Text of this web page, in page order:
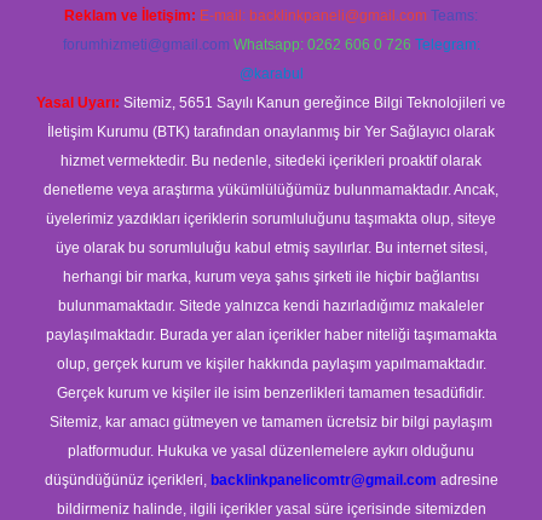
Reklam ve İletişim: E-mail: backlinkpaneli@gmail.com Teams:
forumhizmeti@gmail.com Whatsapp: 0262 606 0 726 Telegram:
@karabul
Yasal Uyarı: Sitemiz, 5651 Sayılı Kanun gereğince Bilgi Teknolojileri ve
İletişim Kurumu (BTK) tarafından onaylanmış bir Yer Sağlayıcı olarak
hizmet vermektedir. Bu nedenle, sitedeki içerikleri proaktif olarak
denetleme veya araştırma yükümlülüğümüz bulunmamaktadır. Ancak,
üyelerimiz yazdıkları içeriklerin sorumluluğunu taşımakta olup, siteye
üye olarak bu sorumluluğu kabul etmiş sayılırlar. Bu internet sitesi,
herhangi bir marka, kurum veya şahıs şirketi ile hiçbir bağlantısı
bulunmamaktadır. Sitede yalnızca kendi hazırladığımız makaleler
paylaşılmaktadır. Burada yer alan içerikler haber niteliği taşımamakta
olup, gerçek kurum ve kişiler hakkında paylaşım yapılmamaktadır.
Gerçek kurum ve kişiler ile isim benzerlikleri tamamen tesadüfidir.
Sitemiz, kar amacı gütmeyen ve tamamen ücretsiz bir bilgi paylaşım
platformudur. Hukuka ve yasal düzenlemelere aykırı olduğunu
düşündüğünüz içerikleri, backlinkpanelicomtr@gmail.com adresine
bildirmeniz halinde, ilgili içerikler yasal süre içerisinde sitemizden